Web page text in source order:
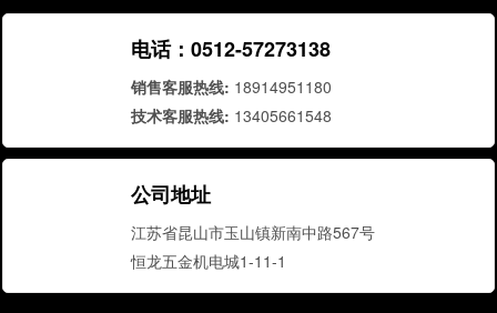
电话：0512-57273138
销售客服热线: 18914951180
技术客服热线: 13405661548
公司地址
江苏省昆山市玉山镇新南中路567号
恒龙五金机电城1-11-1